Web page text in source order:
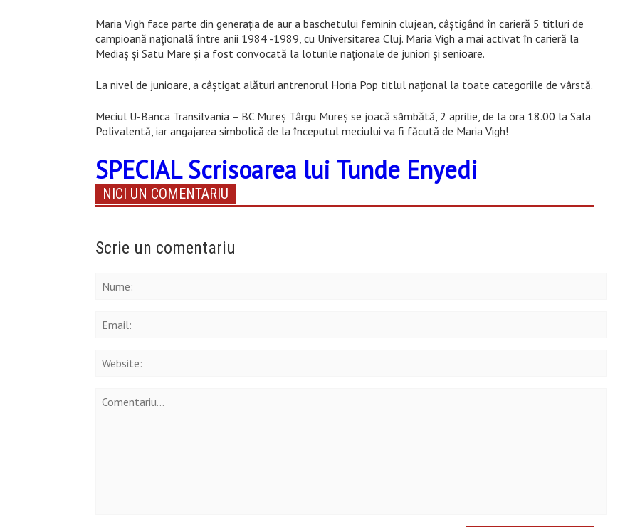
Maria Vigh face parte din generaţia de aur a baschetului feminin clujean, câştigând în carieră 5 titluri de
campioană naţională între anii 1984 -1989, cu Universitarea Cluj. Maria Vigh a mai activat în carieră la
Mediaş şi Satu Mare şi a fost convocată la loturile naţionale de juniori şi senioare.
La nivel de junioare, a câştigat alături antrenorul Horia Pop titlul naţional la toate categoriile de vârstă.
Meciul U-Banca Transilvania – BC Mureş Târgu Mureş se joacă sâmbătă, 2 aprilie, de la ora 18.00 la Sala
Polivalentă, iar angajarea simbolică de la începutul meciului va fi făcută de Maria Vigh!
SPECIAL Scrisoarea lui Tunde Enyedi
NICI UN COMENTARIU
Scrie un comentariu